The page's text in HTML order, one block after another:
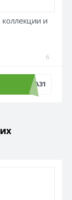
и
6
НАДЕЖДА31